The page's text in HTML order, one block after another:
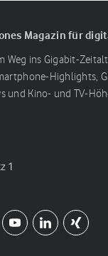
Magazin für
Weg ins Gigabit-
Highlights,
und Kino- und TV-
1